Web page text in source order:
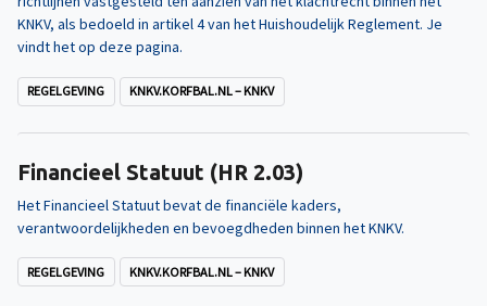
KNKV, als bedoeld in artikel 4 van het Huishoudelijk Reglement. Je
vindt het op deze pagina.
REGELGEVING KNKV.KORFBAL.NL – KNKV
Financieel Statuut (HR 2.03)
Het Financieel Statuut bevat de financiële kaders,
verantwoordelijkheden en bevoegdheden binnen het KNKV.
REGELGEVING KNKV.KORFBAL.NL – KNKV